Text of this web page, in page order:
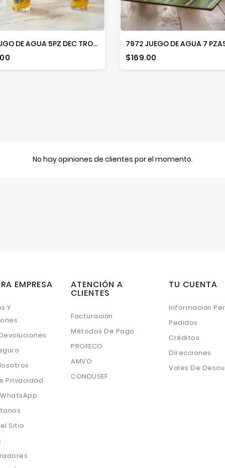
8639 JGO DE AGUA 5PZ DEC TROPICAL APD
Precio
$169.00
No hay opiniones de clientes por el momento.
EMPRESA
Y
Privacidad
Sitio
ATENCIÓN A
CLIENTES
Facturación
Métodos De Pago
PROFECO
AMVO
CONDUSEF
TU CUENTA
Información
Pedidos
Créditos
Direcciones
Vales De